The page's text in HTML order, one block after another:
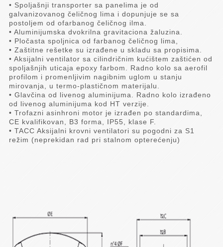
• Spoljašnji transporter sa panelima je od
galvanizovanog čeličnog lima i dopunjuje se sa
postoljem od ofarbanog čeličnog ilma.
• Aluminijumska dvokrilna gravitaciona žaluzina.
• Pločasta spoljnica od farbanog čeličnog lima,
• Zaštitne rešetke su izrađene u skladu sa propisima.
• Aksijalni ventilator sa cilindričnim kućištem zaštićen od
spoljašnjih uticaja epoxy farbom. Radno kolo sa aerofil
profilom i promenljivim nagibnim uglom u stanju
mirovanja, u termo-plastičnom materijalu.
• Glavčina od livenog aluminijuma. Radno kolo izrađeno
od livenog aluminijuma kod HT verzije.
• Trofazni asinhroni motor je izrađen po standardima,
CE kvalifikovan, B3 forma, IP55, klase F.
• TACC Aksijalni krovni ventilatori su pogodni za S1
režim (neprekidan rad pri stalnom opterećenju)